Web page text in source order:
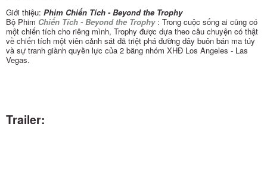
Giới thiệu: Phim Chiến Tích - Beyond the Trophy
Bộ Phim Chiến Tích - Beyond the Trophy: Trong cuộc sống ai cũng có
một chiến tích cho riêng mình, Trophy được dựa theo câu chuyện có thật
về chiến tích một viên cảnh sát đã triệt phá đường dây buôn bán ma túy
và sự tranh giành quyền lực của 2 băng nhóm XHĐ Los Angeles - Las
Vegas.
Trailer: